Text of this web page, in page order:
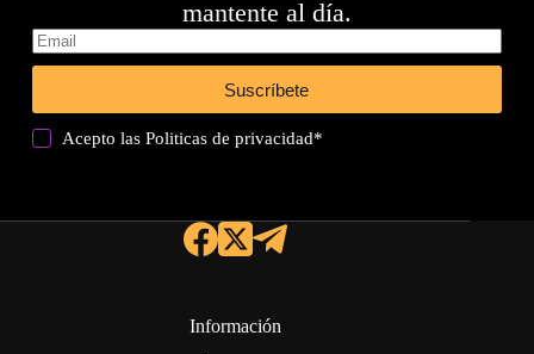
mantente al día.
Suscríbete
Acepto lasPoliticas de privacidad*
Información